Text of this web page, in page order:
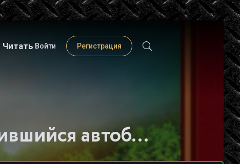
Читать Войти Регистрация
Слушать книгу - "Заблудившийся автобус - Джон Стейнбек"